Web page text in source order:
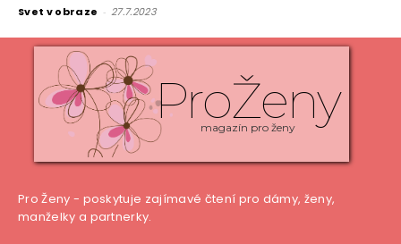
Svet v obraze - 27.7.2023
ProŽeny
magazín pro ženy
Pro Ženy - poskytuje zajímavé čtení pro dámy, ženy,
manželky a partnerky.